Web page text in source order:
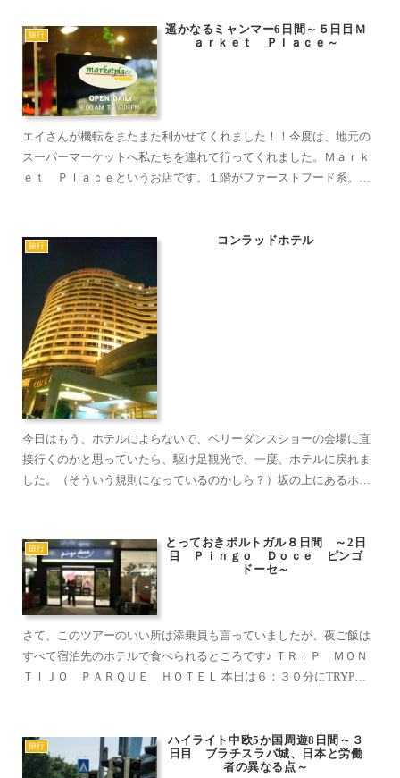
旅行
遥かなるミャンマー6日間～５日目Ｍ
ａｒｋｅｔ Ｐｌａｃｅ～
エイさんが機転をまたまた利かせてくれました！！今度は、地元の
スーパーマーケットへ私たちを連れて行ってくれました。Ｍａｒｋ
ｅｔ Ｐｌａｃｅというお店です。１階がファーストフード系。ピ
旅行 コンラッドホテル
今日はもう、ホテルによらないで、ベリーダンスショーの会場に直
接行くのかと思っていたら、駆け足観光で、一度、ホテルに戻れま
した。（そういう規則になっているのかしら？）坂の上にあるホテ
旅行
とっておきポルトガル８日間 ～2日
目 Ｐｉｎｇｏ Ｄｏｃｅ ピンゴ
ドーセ～
さて、このツアーのいい所は添乗員も言っていましたが、夜ご飯は
すべて宿泊先のホテルで食べられるところです♪ ＴＲＩＰ ＭＯＮ
ＴＩＪＯ ＰＡＲＱＵＥ ＨＯＴＥＬ 本日は６：３０分にTRYP
旅行
ハイライト中欧5か国周遊8日間～３
日目 ブラチスラバ城、日本と労働
者の異なる点～